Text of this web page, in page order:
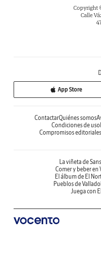
Copyright
Calle
App Store
ContactarQuiénes somos
Condiciones de uso
Compromisos editoriales
La viñeta de
Comer y beber en
El álbum de El
Pueblos de
Juega con